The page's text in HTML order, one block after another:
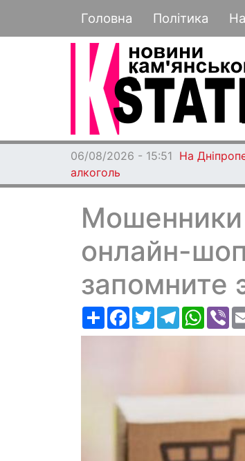
Основная
Головна Політика
06/08/2026 - 15:51 На
алкоголь
Мошенники
онлайн-
запомните
РесурсFacebook
TwitterTelegram